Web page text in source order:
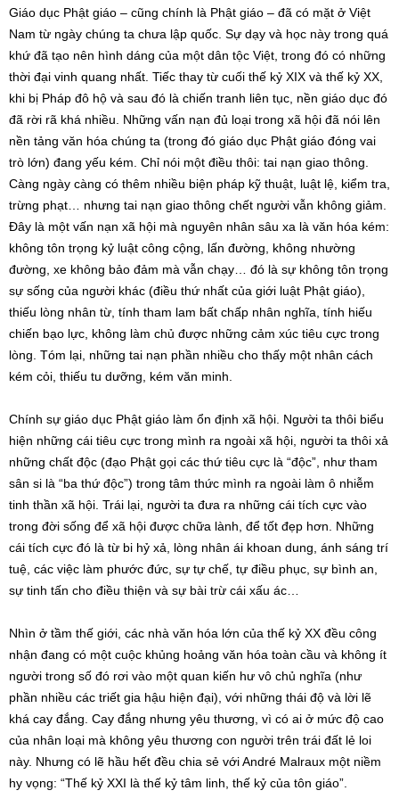
Giáo dục Phật giáo – cũng chính là Phật giáo – đã có mặt ở Việt
Nam từ ngày chúng ta chưa lập quốc. Sự dạy và học này trong quá
khứ đã tạo nên hình dáng của một dân tộc Việt, trong đó có những
thời đại vinh quang nhất. Tiếc thay từ cuối thế kỷ XIX và thế kỷ XX,
khi bị Pháp đô hộ và sau đó là chiến tranh liên tục, nền giáo dục đó
đã rời rã khá nhiều. Những vấn nạn đủ loại trong xã hội đã nói lên
nền tảng văn hóa chúng ta (trong đó giáo dục Phật giáo đóng vai
trò lớn) đang yếu kém. Chỉ nói một điều thôi: tai nạn giao thông.
Càng ngày càng có thêm nhiều biện pháp kỹ thuật, luật lệ, kiểm tra,
trừng phạt… nhưng tai nạn giao thông chết người vẫn không giảm.
Đây là một vấn nạn xã hội mà nguyên nhân sâu xa là văn hóa kém:
không tôn trọng kỷ luật công cộng, lấn đường, không nhường
đường, xe không bảo đảm mà vẫn chạy… đó là sự không tôn trọng
sự sống của người khác (điều thứ nhất của giới luật Phật giáo),
thiếu lòng nhân từ, tính tham lam bất chấp nhân nghĩa, tính hiếu
chiến bạo lực, không làm chủ được những cảm xúc tiêu cực trong
lòng. Tóm lại, những tai nạn phần nhiều cho thấy một nhân cách
kém cỏi, thiếu tu dưỡng, kém văn minh.
Chính sự giáo dục Phật giáo làm ổn định xã hội. Người ta thôi biểu
hiện những cái tiêu cực trong mình ra ngoài xã hội, người ta thôi xả
những chất độc (đạo Phật gọi các thứ tiêu cực là “độc”, như tham
sân si là “ba thứ độc”) trong tâm thức mình ra ngoài làm ô nhiễm
tinh thần xã hội. Trái lại, người ta đưa ra những cái tích cực vào
trong đời sống để xã hội được chữa lành, để tốt đẹp hơn. Những
cái tích cực đó là từ bi hỷ xả, lòng nhân ái khoan dung, ánh sáng trí
tuệ, các việc làm phước đức, sự tự chế, tự điều phục, sự bình an,
sự tinh tấn cho điều thiện và sự bài trừ cái xấu ác…
Nhìn ở tầm thế giới, các nhà văn hóa lớn của thế kỷ XX đều công
nhận đang có một cuộc khủng hoảng văn hóa toàn cầu và không ít
người trong số đó rơi vào một quan kiến hư vô chủ nghĩa (như
phần nhiều các triết gia hậu hiện đại), với những thái độ và lời lẽ
khá cay đắng. Cay đắng nhưng yêu thương, vì có ai ở mức độ cao
của nhân loại mà không yêu thương con người trên trái đất lẻ loi
này. Nhưng có lẽ hầu hết đều chia sẻ với André Malraux một niềm
hy vọng: “Thế kỷ XXI là thế kỷ tâm linh, thế kỷ của tôn giáo”.